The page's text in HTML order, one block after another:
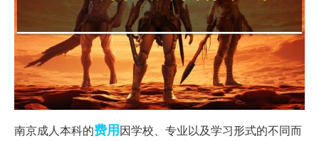
南京成人本科的费用因学校、专业以及学习形式的不同而